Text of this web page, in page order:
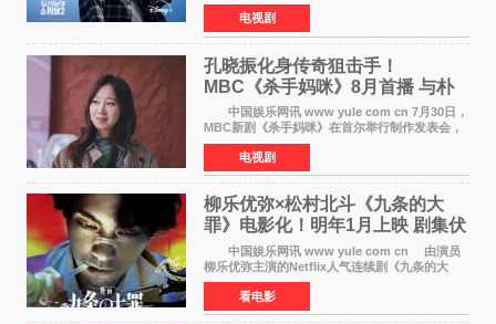
22日正式上线，由男神李栋旭主演的郑进湾以2 0
完全体强势回归。该剧第一季曾被《纽约时报》
评选为全球最佳影集之一
电视剧
孔晓振化身传奇狙击手！
MBC《杀手妈咪》8月首播 与朴
恩斌展开收视对决
中国娱乐网讯 www yule com cn 7月30日，
MBC新剧《杀手妈咪》在首尔举行制作发表会，
主演孔晓振、郑准元、李相二、无真星、崔宇
成、李银泉等人一同出席，为新剧宣传造势。这
是孔晓振继《毛骨
电视剧
柳乐优弥×松村北斗《九条的大
罪》电影化！明年1月上映 剧集伏
笔将全面揭晓
中国娱乐网讯 www yule com cn 由演员
柳乐优弥主演的Netflix人气连续剧《九条的大
罪》正式宣布改编为电影，将于明年1月8日全国
上映。柳乐优弥与SixTONES松村北斗再度联
手，为观众带来这部
看电影